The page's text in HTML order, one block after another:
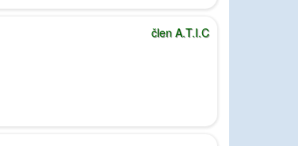
člen A.T.I.C